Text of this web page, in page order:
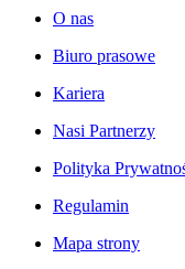
O nas
Biuro prasowe
Kariera
Nasi Partnerzy
Polityka
Regulamin
Mapa strony